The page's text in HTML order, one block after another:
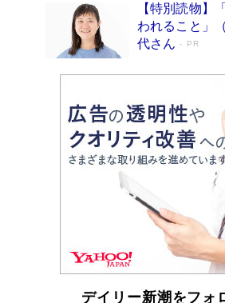
【特別読物】
われること」
代さん
PR
デイリー新潮をフォ